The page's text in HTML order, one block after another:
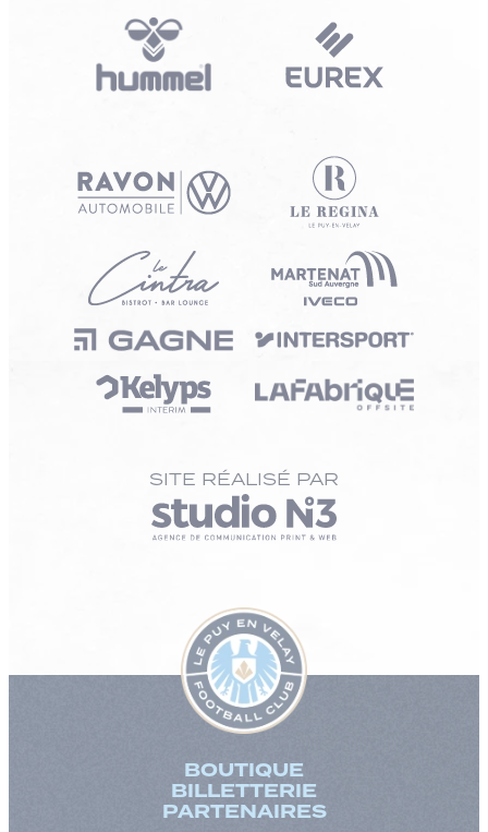
SITE RÉALISÉ PAR
BOUTIQUE
BILLETTERIE
PARTENAIRES